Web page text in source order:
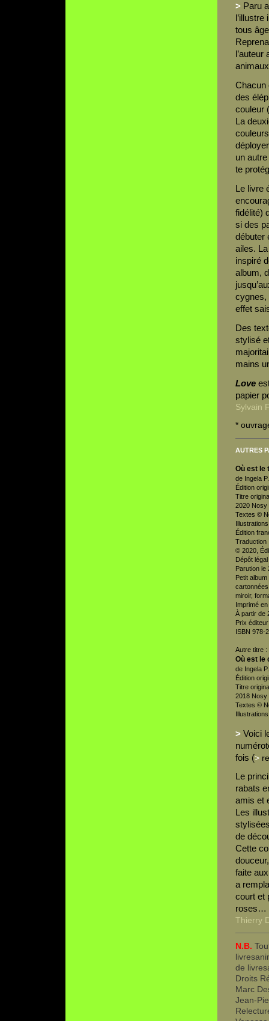
> Paru
tous
Chacun
des
couleur
La
un
te
Le livre
fidélité)
si des
débuter
ailes.
inspiré
album,
cygnes,
effet
Des
stylisé
mains
Love
papier
Sylvain
*
AUTRES
Où est le
de Ingela
Édition
Titre
2020 Nosy
Textes ©
Édition
Traduction
© 2020,
Dépôt
Parution le
Petit
miroir,
Imprimé
À partir de
Prix
ISBN 978-
Autre titre :
Où est le
de Ingela
Édition
Titre
2018 Nosy
Textes ©
> Voici
fois (>
Le
rabats
amis et
Les
de
Cette
faite
a
court et
roses…
Thierry
N.B.
de
Droits
Marc
Jean-